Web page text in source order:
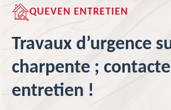
QUEVEN ENTRETIEN
Travaux d’urgence
charpente ;
entretien !